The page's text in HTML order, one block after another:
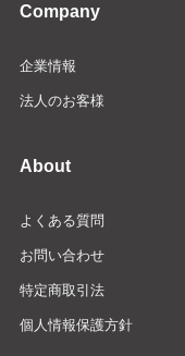
Company
企業情報
法人のお客様
About
よくある質問
お問い合わせ
特定商取引法
個人情報保護方針